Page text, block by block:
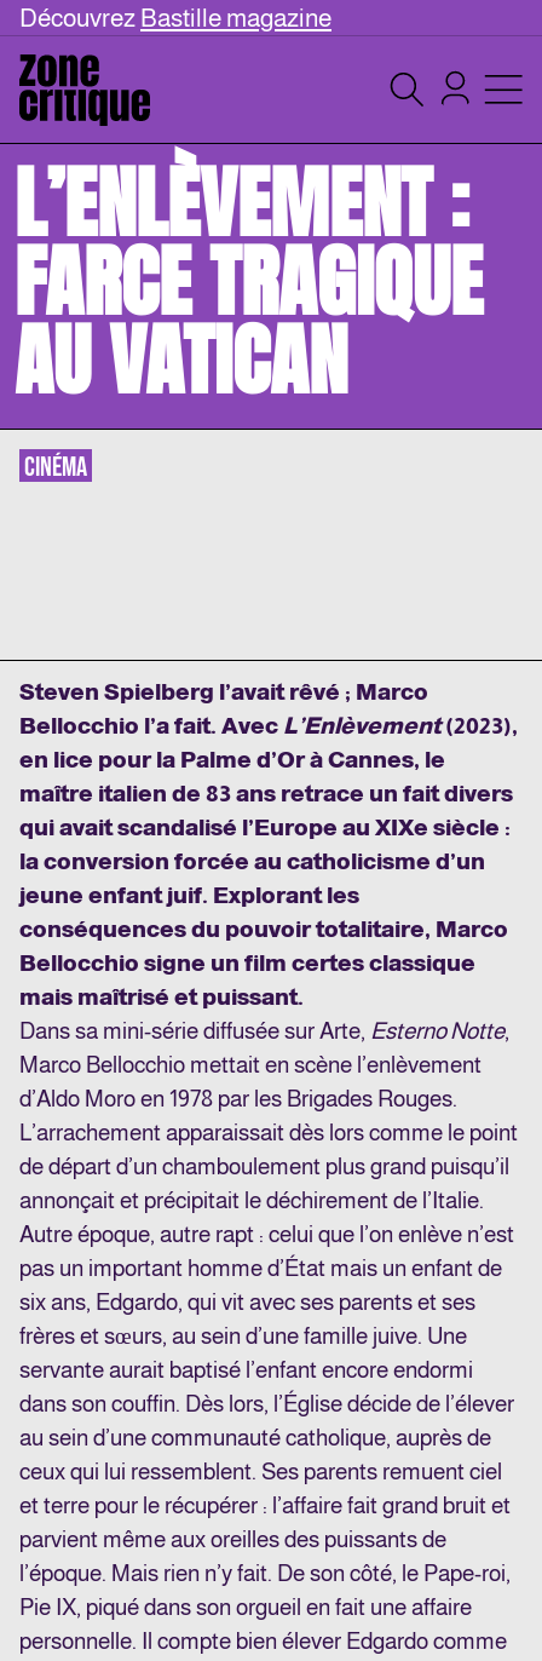
Découvrez Bastille magazine
L’ENLÈVEMENT :
FARCE TRAGIQUE
AU VATICAN
CINÉMA
Steven Spielberg l’avait rêvé ; Marco
Bellocchio l’a fait. Avec L’Enlèvement(2023),
en lice pour la Palme d’Or à Cannes, le
maître italien de 83 ans retrace un fait divers
qui avait scandalisé l’Europe au XIXe siècle :
la conversion forcée au catholicisme d’un
jeune enfant juif. Explorant les
conséquences du pouvoir totalitaire, Marco
Bellocchio signe un film certes classique
mais maîtrisé et puissant.
Dans sa mini-série diffusée sur Arte, Esterno Notte,
Marco Bellocchio mettait en scène l’enlèvement
d’Aldo Moro en 1978 par les Brigades Rouges.
L’arrachement apparaissait dès lors comme le point
de départ d’un chamboulement plus grand puisqu’il
annonçait et précipitait le déchirement de l’Italie.
Autre époque, autre rapt : celui que l’on enlève n’est
pas un important homme d’État mais un enfant de
six ans, Edgardo, qui vit avec ses parents et ses
frères et sœurs, au sein d’une famille juive. Une
servante aurait baptisé l’enfant encore endormi
dans son couffin. Dès lors, l’Église décide de l’élever
au sein d’une communauté catholique, auprès de
ceux qui lui ressemblent. Ses parents remuent ciel
et terre pour le récupérer : l’affaire fait grand bruit et
parvient même aux oreilles des puissants de
l’époque. Mais rien n’y fait. De son côté, le Pape-roi,
Pie IX, piqué dans son orgueil en fait une affaire
personnelle. Il compte bien élever Edgardo comme